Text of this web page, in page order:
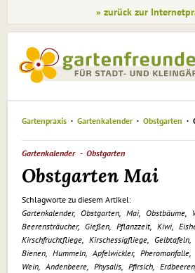
» zurück zur
Gartenpraxis Gartenkalender Obstgarten
Gartenkalender Obstgarten
Obstgarten Mai
Schlagworte zu diesem Artikel:
Gartenkalender
Obstgarten Mai Obstbäume
Beerensträucher
Gießen Pflanzzeit Kiwi
Kirschfruchtfliege
Kirschessigfliege Gelbtafeln
Bienen
Hummeln Apfelwickler Pheromonfalle
Wein
Andenbeere Physalis Pfirsich Erdbeeren